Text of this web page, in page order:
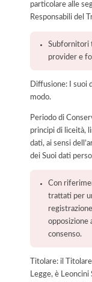
particolare alle
Responsabili del
Subfornitori
provider e
Diffusione: I suoi
modo.
Periodo di
principi di liceità,
dati, ai sensi
dei Suoi dati
Con
trattati per
opposizione
consenso.
Titolare: il
Legge, è